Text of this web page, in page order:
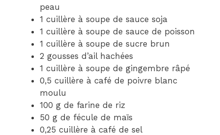
peau
1 cuillère à soupe de sauce soja
1 cuillère à soupe de sauce de poisson
1 cuillère à soupe de sucre brun
2 gousses d’ail hachées
1 cuillère à soupe de gingembre râpé
0,5 cuillère à café de poivre blanc
moulu
100 g de farine de riz
50 g de fécule de maïs
0,25 cuillère à café de sel